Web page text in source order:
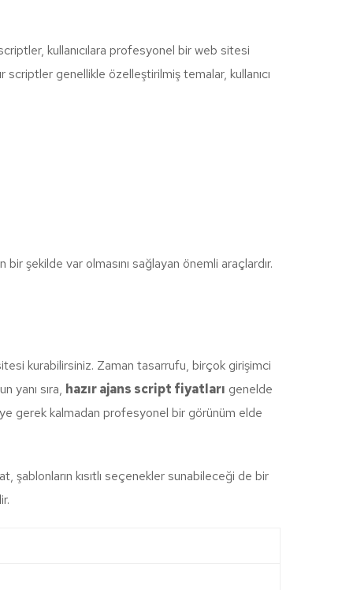
kullanıcılara profesyonel bir web sitesi
genellikle özelleştirilmiş temalar, kullanıcı
şekilde var olmasını sağlayan önemli araçlardır.
kurabilirsiniz. Zaman tasarrufu, birçok girişimci
yanı sıra, hazır ajans script fiyatları genelde
gerek kalmadan profesyonel bir görünüm elde
şablonların kısıtlı seçenekler sunabileceği de bir